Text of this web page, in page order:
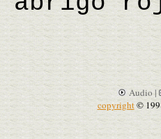
Audio |
copyright©